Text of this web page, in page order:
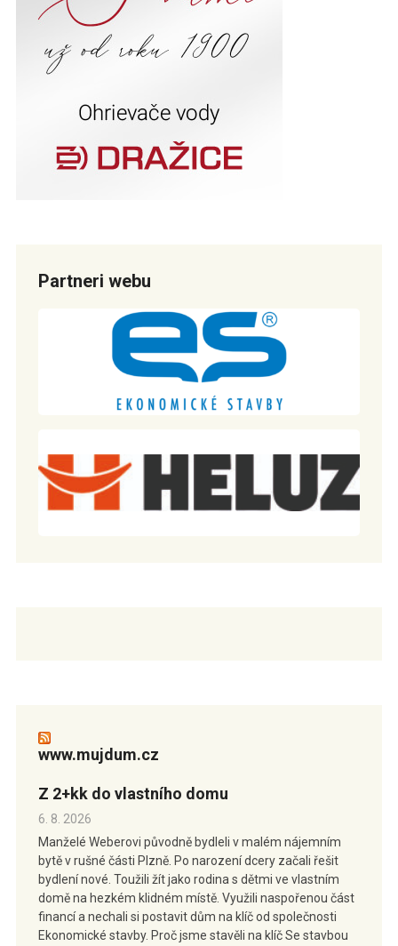
Partneri webu
www.mujdum.cz
Z 2+kk do vlastního domu
6. 8. 2026
Manželé Weberovi původně bydleli v malém nájemním
bytě v rušné části Plzně. Po narození dcery začali řešit
bydlení nové. Toužili žít jako rodina s dětmi ve vlastním
domě na hezkém klidném místě. Využili naspořenou část
financí a nechali si postavit dům na klíč od společnosti
Ekonomické stavby. Proč jsme stavěli na klíč Se stavbou